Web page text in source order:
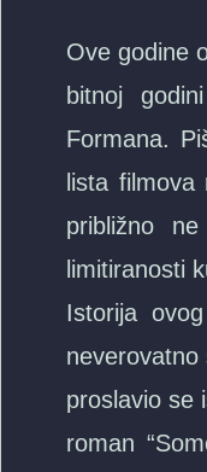
Ove godine
bitnoj
Formana.
lista
približno
limitiranosti
Istorija
proslavio se
roman